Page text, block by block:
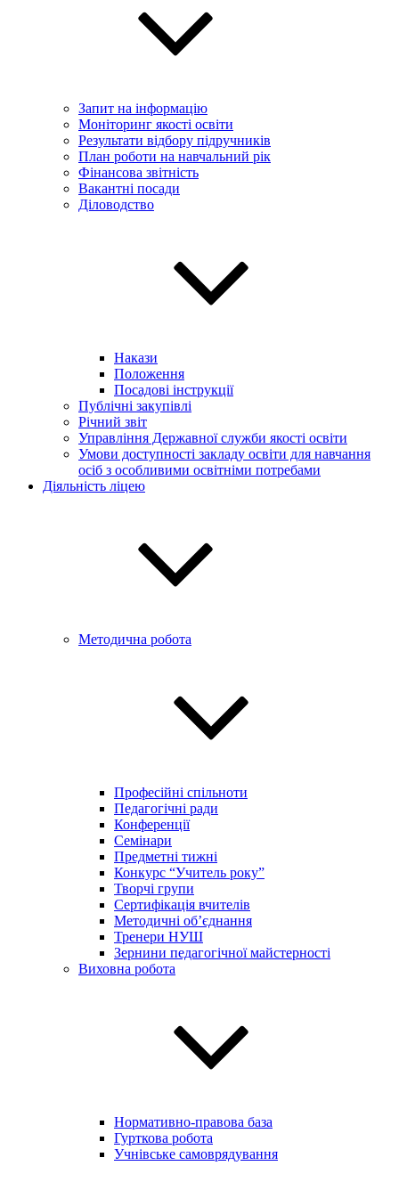
Запит на інформацію
Моніторинг якості освіти
Результати відбору підручників
План роботи на навчальний рік
Фінансова звітність
Вакантні посади
Діловодство
Накази
Положення
Посадові інструкції
Публічні закупівлі
Річний звіт
Управління Державної служби якості освіти
Умови доступності закладу освіти для навчання
осіб з особливими освітніми потребами
Діяльність ліцею
Методична робота
Професійні спільноти
Педагогічні ради
Конференції
Семінари
Предметні тижні
Конкурс “Учитель року”
Творчі групи
Сертифікація вчителів
Методичні об’єднання
Тренери НУШ
Зернини педагогічної майстерності
Виховна робота
Нормативно-правова база
Гурткова робота
Учнівське самоврядування